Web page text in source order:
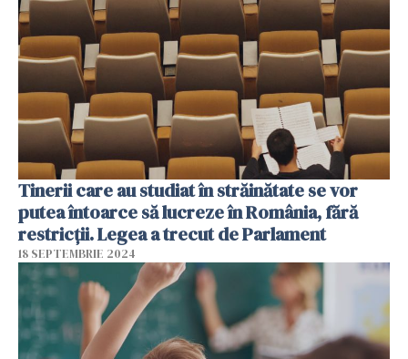
Tinerii care au studiat în străinătate se vor
putea întoarce să lucreze în România, fără
restricții. Legea a trecut de Parlament
18 SEPTEMBRIE 2024